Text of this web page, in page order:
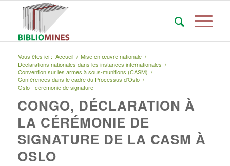
Vous êtes ici : Accueil / Mise en œuvre nationale /
Déclarations nationales dans les instances internationales /
Convention sur les armes à sous-munitions (CASM) /
Conférences dans le cadre du Processus d'Oslo /
Oslo - cérémonie de signature
CONGO, DÉCLARATION À
LA CÉRÉMONIE DE
SIGNATURE DE LA CASM À
OSLO